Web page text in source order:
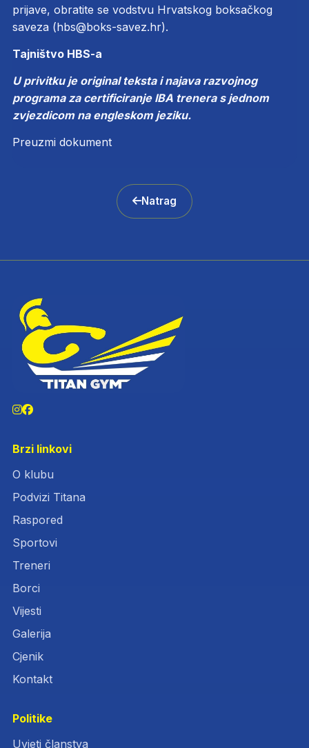
prijave, obratite se vodstvu Hrvatskog boksačkog
saveza (hbs@boks-savez.hr).
Tajništvo HBS-a
U privitku je original teksta i najava razvojnog
programa za certificiranje IBA trenera s jednom
zvjezdicom na engleskom jeziku.
Preuzmi dokument
Natrag
Brzi linkovi
O klubu
Podvizi Titana
Raspored
Sportovi
Treneri
Borci
Vijesti
Galerija
Cjenik
Kontakt
Politike
Uvjeti članstva